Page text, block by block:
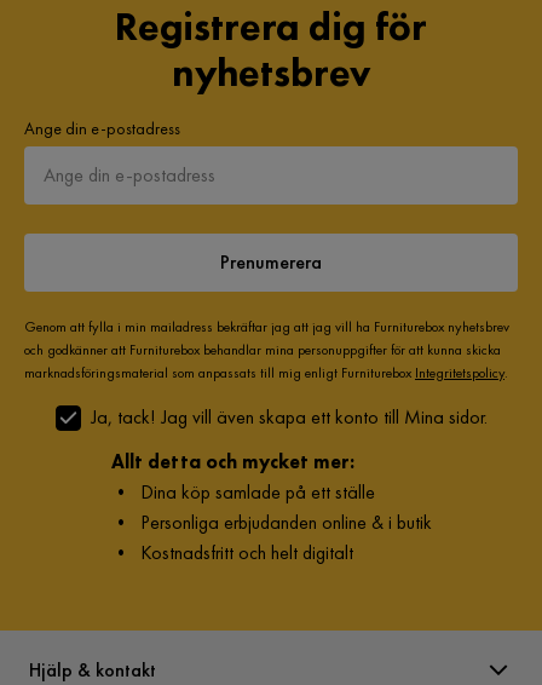
Registrera dig för
nyhetsbrev
Ange din e-postadress
Prenumerera
Genom att fylla i min mailadress bekräftar jag att jag vill ha Furniturebox nyhetsbrev
och godkänner att Furniturebox behandlar mina personuppgifter för att kunna skicka
marknadsföringsmaterial som anpassats till mig enligt Furniturebox Integritetspolicy.
Ja, tack! Jag vill även skapa ett konto till Mina sidor.
Allt detta och mycket mer:
• Dina köp samlade på ett ställe
• Personliga erbjudanden online & i butik
• Kostnadsfritt och helt digitalt
Hjälp & kontakt